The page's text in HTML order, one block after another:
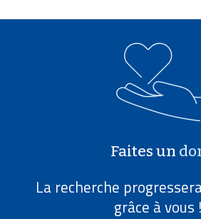
Faites un
La recherche
grâce à vous !